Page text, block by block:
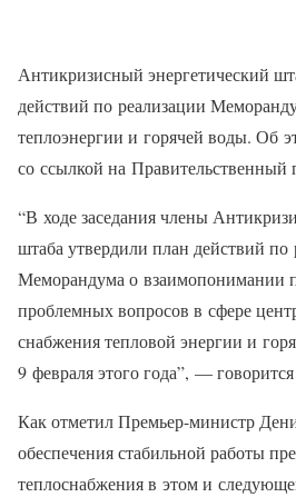
Антикризисный энергетический
действий по реализации
теплоэнергии и горячей воды. Об
со ссылкой на Правительственный
“В ходе заседания члены
штаба утвердили план действий по
Меморандума о взаимопонимании
проблемных вопросов в сфере
снабжения тепловой энергии и
9 февраля этого года”, —
Как отметил Премьер-министр
обеспечения стабильной работы
теплоснабжения в этом и